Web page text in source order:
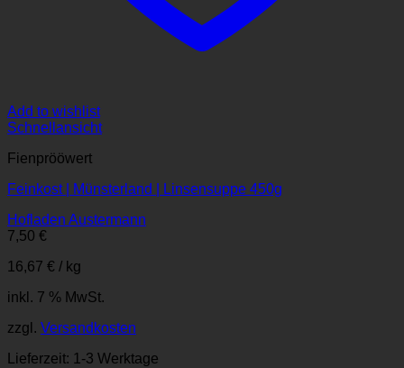
Add to wishlist
Schnellansicht
Fienprööwert
Feinkost | Münsterland | Linsensuppe 450g
Hofladen Austermann
7,50 €
16,67 € / kg
inkl. 7 % MwSt.
zzgl. Versandkosten
Lieferzeit: 1-3 Werktage